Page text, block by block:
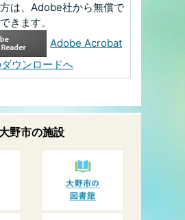
は、Adobe社から無償で
きます。
Adobe Acrobat
ウンロードへ
大野市の施設